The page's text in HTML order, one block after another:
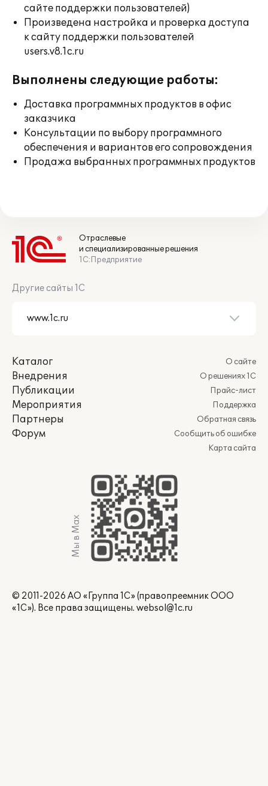
сайте поддержки пользователей)
Произведена настройка и проверка доступа
к сайту поддержки пользователей
users.v8.1c.ru
Выполнены следующие работы:
Доставка программных продуктов в офис
заказчика
Консультации по выбору программного
обеспечения и вариантов его сопровождения
Продажа выбранных программных продуктов
Отраслевые
и специализированные решения
1С:Предприятие
Другие сайты 1С
Каталог
Внедрения
Публикации
Мероприятия
Партнеры
Форум
О сайте
О решениях 1С
Прайс-лист
Поддержка
Обратная связь
Сообщить об ошибке
Карта сайта
Мы в Max
© 2011-2026 АО «Группа 1С» (правопреемник ООО
«1С»). Все права защищены. websol@1c.ru